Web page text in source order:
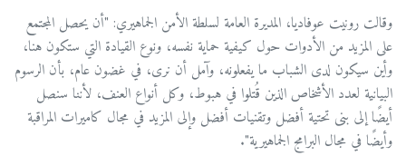
وقالت رونيت عوفاديا، المديرة العامة لسلطة الأمن الجماهيري: "أن يحصل المجتمع
على المزيد من الأدوات حول كيفية حماية نفسه، ونوع القيادة التي ستكون هنا،
وأين سيكون لدى الشباب ما يفعلونه، وآمل أن نرى، في غضون عام، بأن الرسوم
البيانية لعدد الأشخاص الذين قُتلوا في هبوط، وكل أنواع العنف، لأننا سنصل
أيضًا إلى بنى تحتية أفضل وتقنيات أفضل وإلى المزيد في مجال كاميرات المراقبة
وأيضًا في مجال البرامج الجماهيرية".